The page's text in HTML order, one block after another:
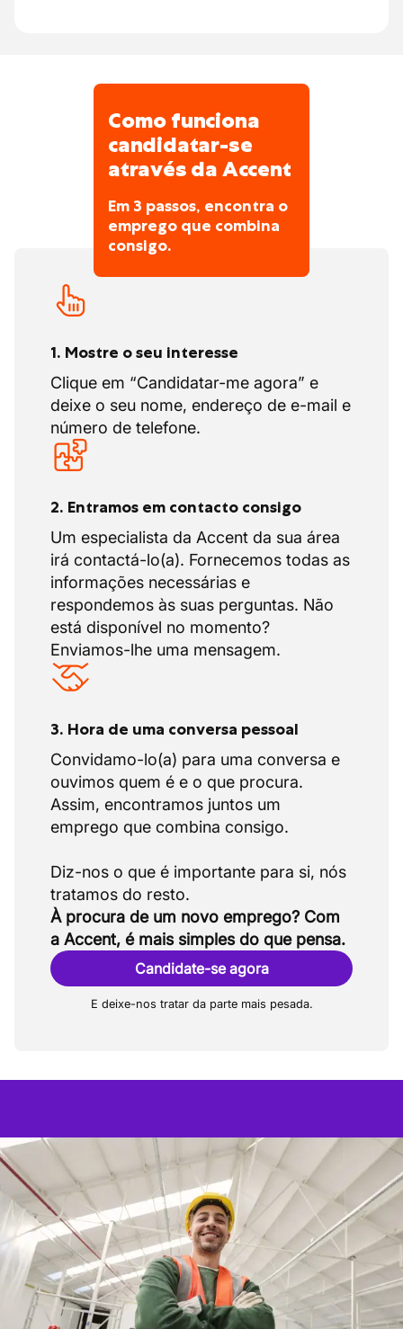
ambiente de trabalho seguro com colegas
de toda a Europa. Quem gosta de trabalhar
em projetos que fazem a diferença
encontrará aqui um empregador estável
Como funciona
candidatar-se
através da Accent
Em 3 passos, encontra o
emprego que combina
consigo.
1. Mostre o seu interesse
Clique em “Candidatar-me agora” e
deixe o seu nome, endereço de e-mail e
número de telefone.
2. Entramos em contacto consigo
Um especialista da Accent da sua área
irá contactá-lo(a). Fornecemos todas as
informações necessárias e
respondemos às suas perguntas. Não
está disponível no momento?
Enviamos-lhe uma mensagem.
3. Hora de uma conversa pessoal
Convidamo-lo(a) para uma conversa e
ouvimos quem é e o que procura.
Assim, encontramos juntos um
emprego que combina consigo.
Diz-nos o que é importante para si, nós
À procura de um novo emprego? Com
a Accent, é mais simples do que pensa.
Candidate-se agora
E deixe-nos tratar da parte mais pesada.